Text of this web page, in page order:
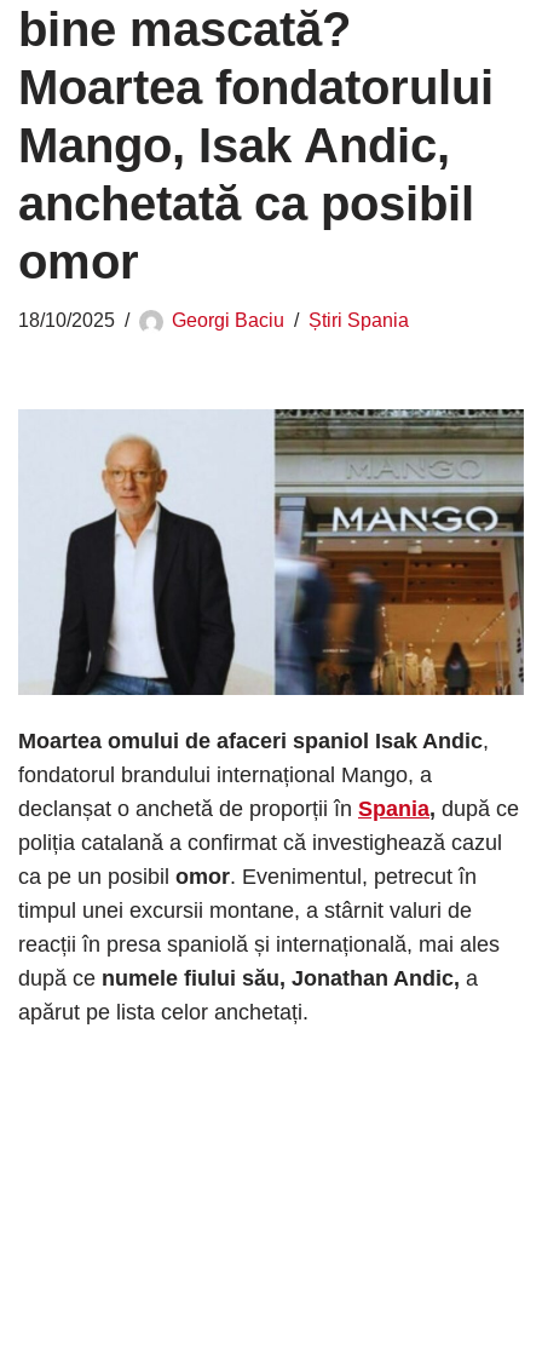
bine mascată?
Moartea fondatorului
Mango, Isak Andic,
anchetată ca posibil
omor
18/10/2025 Georgi Baciu Știri Spania
Moartea omului de afaceri spaniol Isak Andic,
fondatorul brandului internațional Mango, a
declanșat o anchetă de proporții în Spania, după ce
poliția catalană a confirmat că investighează cazul
ca pe un posibil omor. Evenimentul, petrecut în
timpul unei excursii montane, a stârnit valuri de
reacții în presa spaniolă și internațională, mai ales
după ce numele fiului său, Jonathan Andic, a
apărut pe lista celor anchetați.